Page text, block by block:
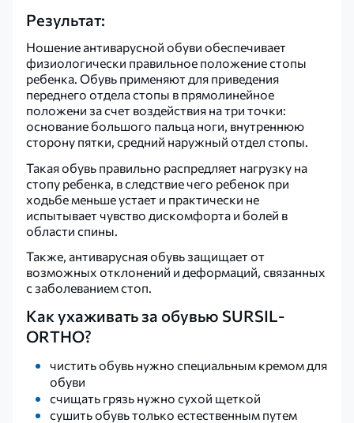
Результат:
Ношение антиварусной обуви обеспечивает
физиологически правильное положение стопы
ребенка. Обувь применяют для приведения
переднего отдела стопы в прямолинейное
положени за счет воздействия на три точки:
основание большого пальца ноги, внутреннюю
сторону пятки, средний наружный отдел стопы.
Такая обувь правильно распредляет нагрузку на
стопу ребенка, в следствие чего ребенок при
ходьбе меньше устает и практически не
испытывает чувство дискомфорта и болей в
области спины.
Также, антиварусная обувь защищает от
возможных отклонений и деформаций, связанных
с заболеванием стоп.
Как ухаживать за обувью SURSIL-
ORTHO?
чистить обувь нужно специальным кремом для
обуви
счищать грязь нужно сухой щеткой
сушить обувь только естественным путем